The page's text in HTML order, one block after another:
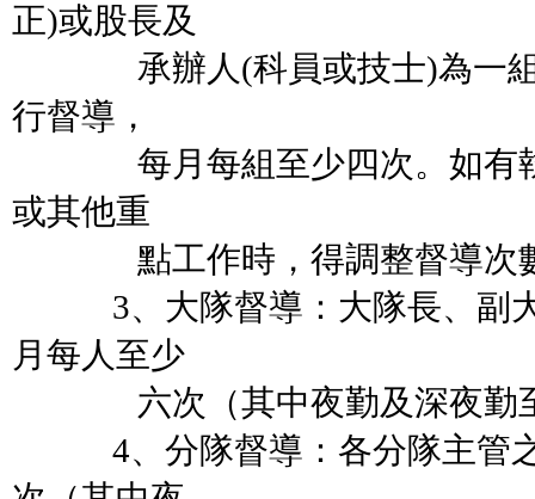
正)或股長及
承辦人(科員或技士)為一組
行督導，
每月每組至少四次。如有執
或其他重
點工作時，得調整督導次
3、大隊督導：大隊長、副大
月每人至少
六次（其中夜勤及深夜勤至
4、分隊督導：各分隊主管之